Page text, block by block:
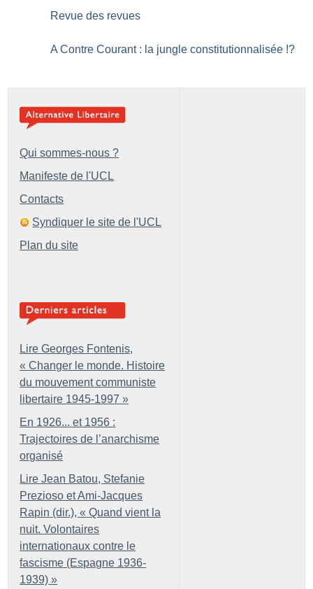
Revue des revues
A Contre Courant : la jungle constitutionnalisée !?
Qui sommes-nous ?
Manifeste de l'UCL
Contacts
Syndiquer le site de l'UCL
Plan du site
Lire Georges Fontenis,
« Changer le monde. Histoire
du mouvement communiste
libertaire 1945-1997 »
En 1926... et 1956 :
Trajectoires de l’anarchisme
organisé
Lire Jean Batou, Stefanie
Prezioso et Ami-Jacques
Rapin (dir.), « Quand vient la
nuit. Volontaires
internationaux contre le
fascisme (Espagne 1936-
1939) »